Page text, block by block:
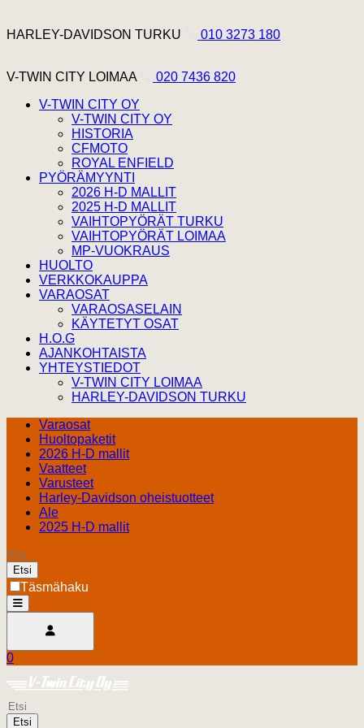
HARLEY-DAVIDSON TURKU
010 3273 180
V-TWIN CITY LOIMAA
020 7436 820
V-TWIN CITY OY
V-TWIN CITY OY
HISTORIA
CFMOTO
ROYAL ENFIELD
PYÖRÄMYYNTI
2026 H-D MALLIT
2025 H-D MALLIT
VAIHTOPYÖRÄT TURKU
VAIHTOPYÖRÄT LOIMAA
MP-VUOKRAUS
HUOLTO
VERKKOKAUPPA
VARAOSAT
VARAOSASELAIN
KÄYTETYT OSAT
H.O.G
AJANKOHTAISTA
YHTEYSTIEDOT
V-TWIN CITY LOIMAA
HARLEY-DAVIDSON TURKU
Varaosat
Huoltopaketit
2026 H-D mallit
Vaatteet
Varusteet
Harley-Davidson oheistuotteet
Ale
2025 H-D mallit
Etsi
Täsmähaku
open
Ostoskori
0.00 €
0
Harley Davidson Turku
Etsi